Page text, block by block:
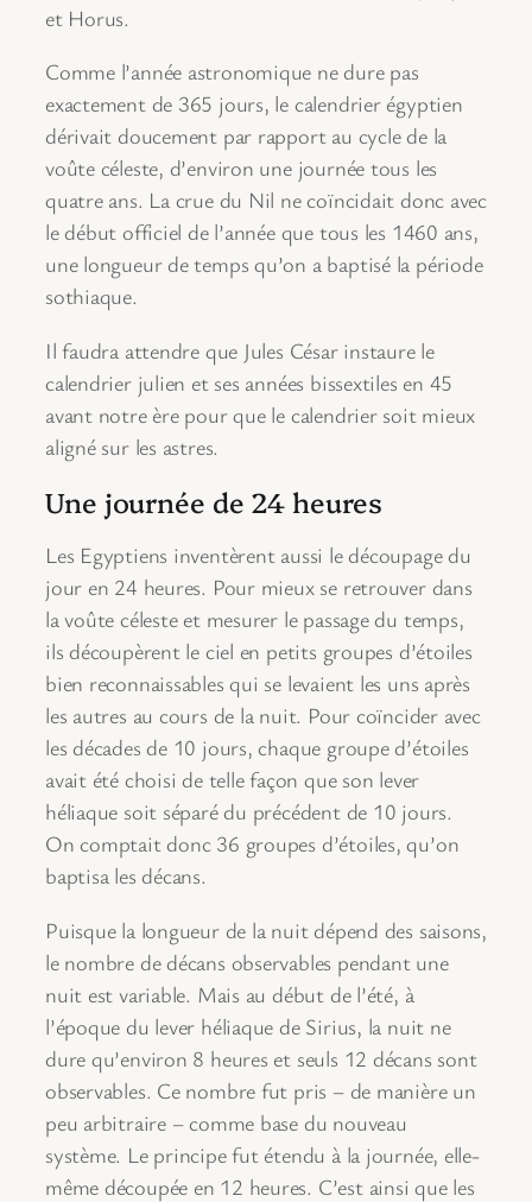
et Horus.
Comme l’année astronomique ne dure pas
exactement de 365 jours, le calendrier égyptien
dérivait doucement par rapport au cycle de la
voûte céleste, d’environ une journée tous les
quatre ans. La crue du Nil ne coïncidait donc avec
le début officiel de l’année que tous les 1460 ans,
une longueur de temps qu’on a baptisé la période
sothiaque.
Il faudra attendre que Jules César instaure le
calendrier julien et ses années bissextiles en 45
avant notre ère pour que le calendrier soit mieux
aligné sur les astres.
Une journée de 24 heures
Les Egyptiens inventèrent aussi le découpage du
jour en 24 heures. Pour mieux se retrouver dans
la voûte céleste et mesurer le passage du temps,
ils découpèrent le ciel en petits groupes d’étoiles
bien reconnaissables qui se levaient les uns après
les autres au cours de la nuit. Pour coïncider avec
les décades de 10 jours, chaque groupe d’étoiles
avait été choisi de telle façon que son lever
héliaque soit séparé du précédent de 10 jours.
On comptait donc 36 groupes d’étoiles, qu’on
baptisa les décans.
Puisque la longueur de la nuit dépend des saisons,
le nombre de décans observables pendant une
nuit est variable. Mais au début de l’été, à
l’époque du lever héliaque de Sirius, la nuit ne
dure qu’environ 8 heures et seuls 12 décans sont
observables. Ce nombre fut pris – de manière un
peu arbitraire – comme base du nouveau
système. Le principe fut étendu à la journée, elle-
même découpée en 12 heures. C’est ainsi que les